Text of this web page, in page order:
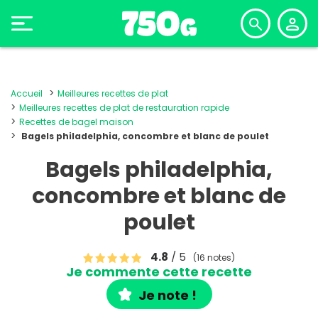
Accueil
Meilleures recettes de plat
Meilleures recettes de plat de restauration rapide
Recettes de bagel maison
Bagels philadelphia, concombre et blanc de poulet
Bagels philadelphia,
concombre et blanc de
poulet
4.8 / 5 (16 notes)
Je commente cette recette
Je note !